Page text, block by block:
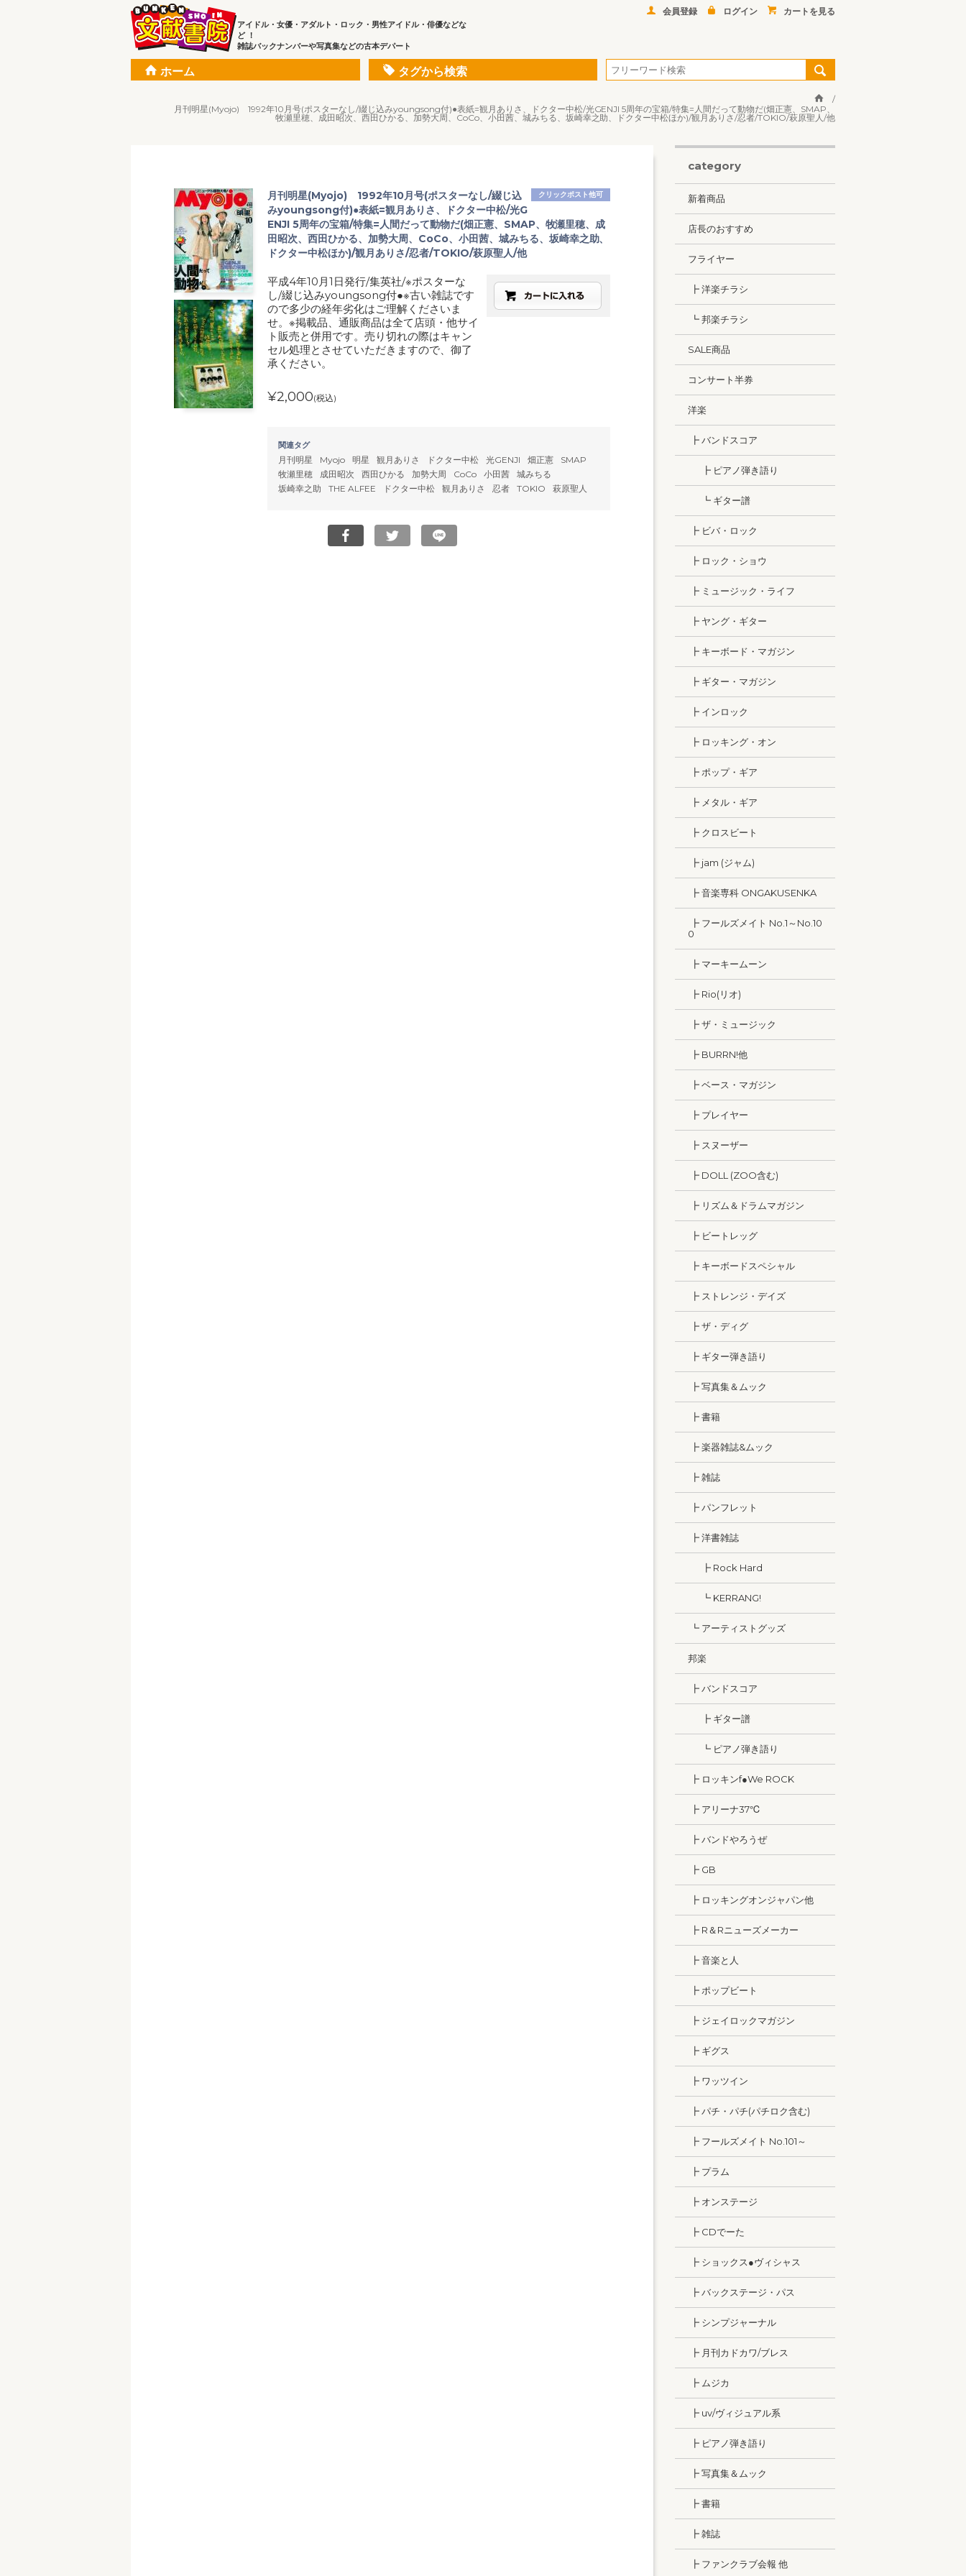
アイドル・女優・アダルト・ロック・男性アイドル・俳優などな
ど ！
雑誌バックナンバーや写真集などの古本デパート
会員登録 ログイン カートを見る
ホーム タグから検索
月刊明星(Myojo) 1992年10月号(ポスターなし/綴じ込みyoungsong付)●表紙=観月ありさ、ドクター中松/光GENJI 5周年の宝箱/特集=人間だって動物だ(畑正憲、SMAP、
牧瀬里穂、成田昭次、西田ひかる、加勢大周、CoCo、小田茜、城みちる、坂崎幸之助、ドクター中松ほか)/観月ありさ/忍者/TOKIO/萩原聖人/他
クリックポスト他可
月刊明星(Myojo) 1992年10月号(ポスターなし/綴じ込
みyoungsong付)●表紙=観月ありさ、ドクター中松/光G
ENJI 5周年の宝箱/特集=人間だって動物だ(畑正憲、SMAP、牧瀬里穂、成
田昭次、西田ひかる、加勢大周、CoCo、小田茜、城みちる、坂崎幸之助、
ドクター中松ほか)/観月ありさ/忍者/TOKIO/萩原聖人/他
平成4年10月1日発行/集英社/※ポスターな
し/綴じ込みyoungsong付●※古い雑誌です
ので多少の経年劣化はご理解くださいま
せ。※掲載品、通販商品は全て店頭・他サイ
ト販売と併用です。売り切れの際はキャン
セル処理とさせていただきますので、御了
承ください。
¥2,000(税込)
関連タグ
月刊明星 Myojo 明星 観月ありさ ドクター中松 光GENJI 畑正憲
SMAP
牧瀬里穂
成田昭次 西田ひかる 加勢大周 CoCo 小田茜
城みちる
坂崎幸之助
THE ALFEE ドクター中松 観月ありさ 忍者 TOKIO 萩原聖人
category
新着商品
店長のおすすめ
フライヤー
┣ 洋楽チラシ
┗ 邦楽チラシ
SALE商品
コンサート半券
洋楽
┣ バンドスコア
┣ ピアノ弾き語り
┗ ギター譜
┣ ビバ・ロック
┣ ロック・ショウ
┣ ミュージック・ライフ
┣ ヤング・ギター
┣ キーボード・マガジン
┣ ギター・マガジン
┣ インロック
┣ ロッキング・オン
┣ ポップ・ギア
┣ メタル・ギア
┣ クロスビート
┣ jam (ジャム)
┣ 音楽専科 ONGAKUSENKA
┣ フールズメイト No.1～No.10
0
┣ マーキームーン
┣ Rio(リオ)
┣ ザ・ミュージック
┣ BURRN!他
┣ ベース・マガジン
┣ プレイヤー
┣ スヌーザー
┣ DOLL (ZOO含む)
┣ リズム＆ドラムマガジン
┣ ビートレッグ
┣ キーボードスペシャル
┣ ストレンジ・デイズ
┣ ザ・ディグ
┣ ギター弾き語り
┣ 写真集＆ムック
┣ 書籍
┣ 楽器雑誌&ムック
┣ 雑誌
┣ パンフレット
┣ 洋書雑誌
┣ Rock Hard
┗ KERRANG!
┗ アーティストグッズ
邦楽
┣ バンドスコア
┣ ギター譜
┗ ピアノ弾き語り
┣ ロッキンf●We ROCK
┣ アリーナ37℃
┣ バンドやろうぜ
┣ GB
┣ ロッキングオンジャパン他
┣ R＆Rニューズメーカー
┣ 音楽と人
┣ ポップビート
┣ ジェイロックマガジン
┣ ギグス
┣ ワッツイン
┣ パチ・パチ(パチロク含む)
┣ フールズメイト No.101～
┣ プラム
┣ オンステージ
┣ CDでーた
┣ ショックス●ヴィシャス
┣ バックステージ・パス
┣ シンプジャーナル
┣ 月刊カドカワ/ブレス
┣ ムジカ
┣ uv/ヴィジュアル系
┣ ピアノ弾き語り
┣ 写真集＆ムック
┣ 書籍
┣ 雑誌
┣ ファンクラブ会報 他